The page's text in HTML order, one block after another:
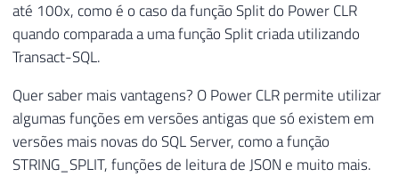
até 100x, como é o caso da função Split do Power CLR
quando comparada a uma função Split criada utilizando
Transact-SQL.
Quer saber mais vantagens? O Power CLR permite utilizar
algumas funções em versões antigas que só existem em
versões mais novas do SQL Server, como a função
STRING_SPLIT, funções de leitura de JSON e muito mais.